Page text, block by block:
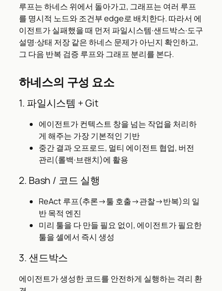
루프는 하네스 위에서 돌아가고, 그래프는 여러 루프
를 명시적 노드와 조건부 edge로 배치한다. 따라서 에
이전트가 실패했을 때 먼저 파일시스템·샌드박스·도구
설명·상태 저장 같은 하네스 문제가 아닌지 확인하고,
그 다음 반복 검증 루프와 그래프 분리를 본다.
하네스의 구성 요소
1. 파일시스템 + Git
에이전트가 컨텍스트 창을 넘는 작업을 처리하
게 해주는 가장 기본적인 기반
중간 결과 오프로드, 멀티 에이전트 협업, 버전
관리(롤백·브랜치)에 활용
2. Bash / 코드 실행
ReAct 루프(추론→툴 호출→관찰→반복)의 일
반 목적 엔진
미리 툴을 다 만들 필요 없이, 에이전트가 필요한
툴을 셸에서 즉시 생성
3. 샌드박스
에이전트가 생성한 코드를 안전하게 실행하는 격리 환